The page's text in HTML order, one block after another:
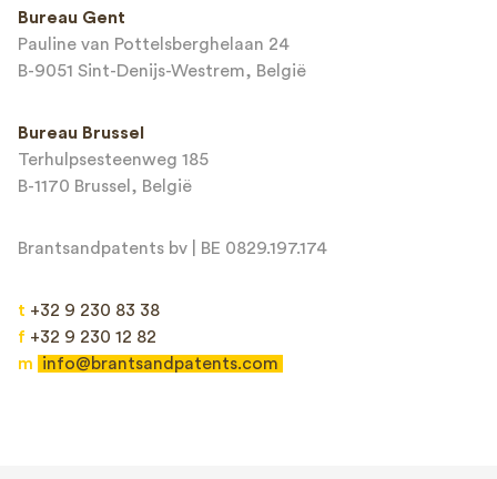
This site is protected by reCAPTCHA and the Google
Bureau Gent
Pauline van Pottelsberghelaan 24
B-9051 Sint-Denijs-Westrem, België
Bureau Brussel
Terhulpsesteenweg 185
B-1170 Brussel, België
Brantsandpatents bv | BE 0829.197.174
t +32 9 230 83 38
f +32 9 230 12 82
m
info@brantsandpatents.com